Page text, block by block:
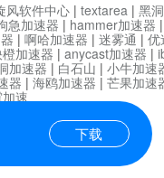
下载
风软件中心 | textarea | 黑
急加速器 | hammer加速器
| 啊哈加速器 | 迷雾通 | 优
加速器 | anycast加速器 |
加速器 | 白石山 | 小牛加速
器 | 海鸥加速器 | 芒果加速
速